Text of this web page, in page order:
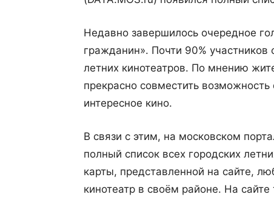
Недавно завершилось очередное
гражданин». Почти 90% участников
летних кинотеатров. По мнению
прекрасно совместить
интересное кино.
В связи с этим, на московском
полный список всех городских
карты, представленной на сайте,
кинотеатр в своём районе. На